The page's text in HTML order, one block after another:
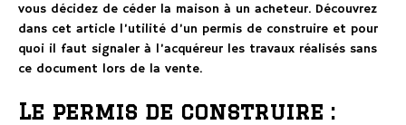
vous décidez de céder la maison à un acheteur. Découvrez
dans cet article l’utilité d’un permis de construire et pour
quoi il faut signaler à l’acquéreur les travaux réalisés sans
ce document lors de la vente.
Le permis de construire :